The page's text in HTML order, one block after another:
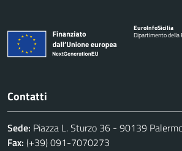
EuroInfoSicilia
Dipartimento della
Contatti
Sede: Piazza L. Sturzo 36 - 90139
Fax: (+39) 091-7070273